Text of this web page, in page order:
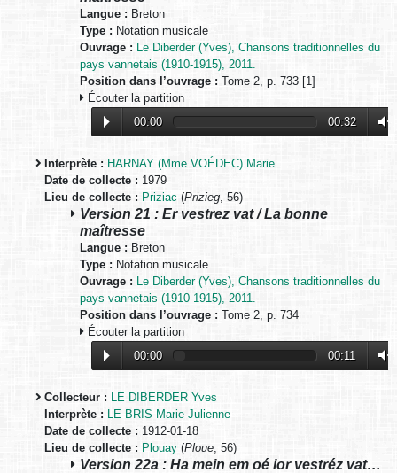
Langue : Breton
Type : Notation musicale
Ouvrage : Le Diberder (Yves), Chansons traditionnelles du
pays vannetais (1910-1915), 2011.
Position dans l’ouvrage : Tome 2, p. 733 [1]
Écouter la partition
00:00
00:32
Interprète : HARNAY (Mme VOÉDEC) Marie
Date de collecte : 1979
Lieu de collecte : Priziac (Prizieg , 56)
Version 21 : Er vestrez vat / La bonne
maîtresse
Langue : Breton
Type : Notation musicale
Ouvrage : Le Diberder (Yves), Chansons traditionnelles du
pays vannetais (1910-1915), 2011.
Position dans l’ouvrage : Tome 2, p. 734
Écouter la partition
00:00
00:11
Collecteur : LE DIBERDER Yves
Interprète : LE BRIS Marie-Julienne
Date de collecte : 1912-01-18
Lieu de collecte : Plouay (Ploue , 56)
Version 22a : Ha mein em oé ior vestréz vat…